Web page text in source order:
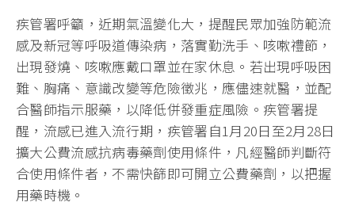
疾管署呼籲，近期氣溫變化大，提醒民眾加強防範流
感及新冠等呼吸道傳染病，落實勤洗手、咳嗽禮節，
出現發燒、咳嗽應戴口罩並在家休息。若出現呼吸困
難、胸痛、意識改變等危險徵兆，應儘速就醫，並配
合醫師指示服藥，以降低併發重症風險。疾管署提
醒，流感已進入流行期，疾管署自1月20日至2月28日
擴大公費流感抗病毒藥劑使用條件，凡經醫師判斷符
合使用條件者，不需快篩即可開立公費藥劑，以把握
用藥時機。